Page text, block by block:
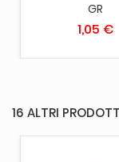
GR
1,05 €
16 ALTRI